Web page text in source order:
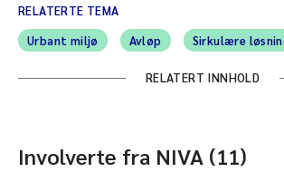
RELATERTE TEMA
Urbant miljø
Avløp Sirkulære
RELATERT INNHOLD
Involverte fra NIVA (11)